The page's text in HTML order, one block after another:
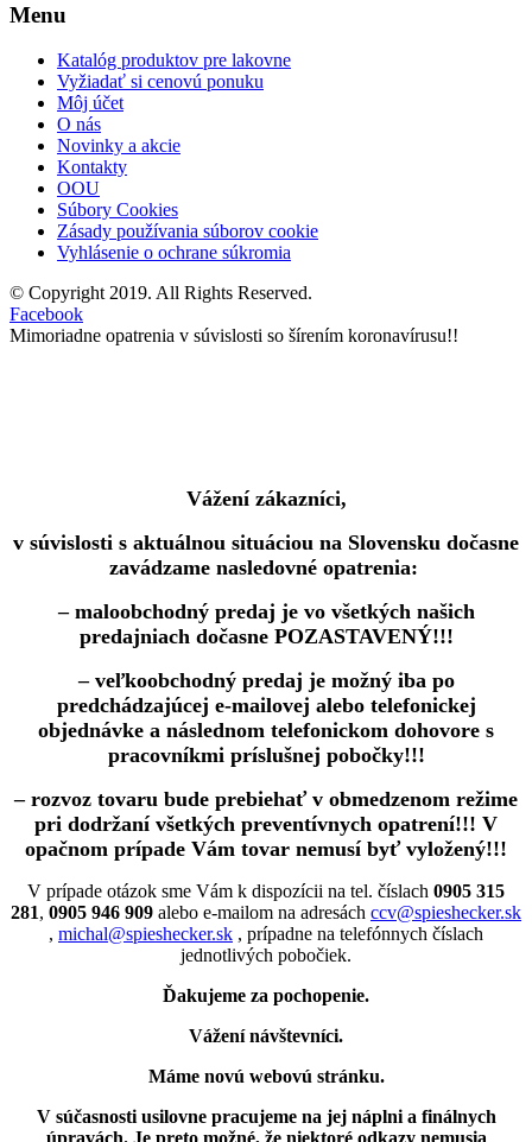
Menu
Katalóg produktov pre lakovne
Vyžiadať si cenovú ponuku
Môj účet
O nás
Novinky a akcie
Kontakty
OOU
Súbory Cookies
Zásady používania súborov cookie
Vyhlásenie o ochrane súkromia
© Copyright 2019. All Rights Reserved.
Facebook
Mimoriadne opatrenia v súvislosti so šírením koronavírusu!!
Vážení zákazníci,
v súvislosti s aktuálnou situáciou na Slovensku dočasne
zavádzame nasledovné opatrenia:
– maloobchodný predaj je vo všetkých našich
predajniach dočasne POZASTAVENÝ!!!
– veľkoobchodný predaj je možný iba po
predchádzajúcej e-mailovej alebo telefonickej
objednávke a následnom telefonickom dohovore s
pracovníkmi príslušnej pobočky!!!
– rozvoz tovaru bude prebiehať v obmedzenom režime
pri dodržaní všetkých preventívnych opatrení!!! V
opačnom prípade Vám tovar nemusí byť vyložený!!!
V prípade otázok sme Vám k dispozícii na tel. číslach 0905 315
281, 0905 946 909 alebo e-mailom na adresách ccv@spieshecker.sk
, michal@spieshecker.sk , prípadne na telefónnych číslach
jednotlivých pobočiek.
Ďakujeme za pochopenie.
Vážení návštevníci.
Máme novú webovú stránku.
V súčasnosti usilovne pracujeme na jej náplni a finálnych